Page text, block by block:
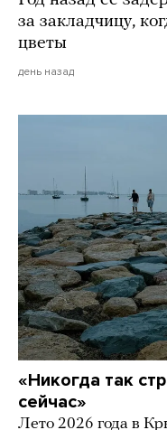
за закладчицу,
цветы
день назад
«Никогда так
сейчас»
Лето 2026 года в